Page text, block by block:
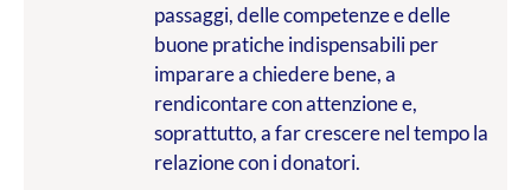
passaggi, delle competenze e delle
buone pratiche indispensabili per
imparare a chiedere bene, a
rendicontare con attenzione e,
soprattutto, a far crescere nel tempo la
relazione con i donatori.